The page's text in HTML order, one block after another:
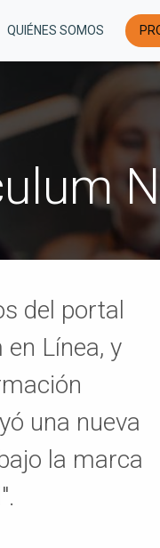
QUIÉNES SOMOS
del portal
Línea, y
una nueva
la marca